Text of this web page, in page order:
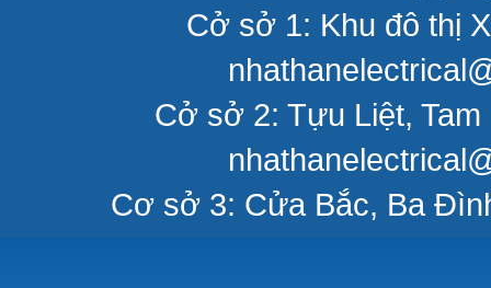
Cở sở 1: Khu đô thị
Cở sở 2: Tựu Liệt,
Cơ sở 3: Cửa Bắc, Ba